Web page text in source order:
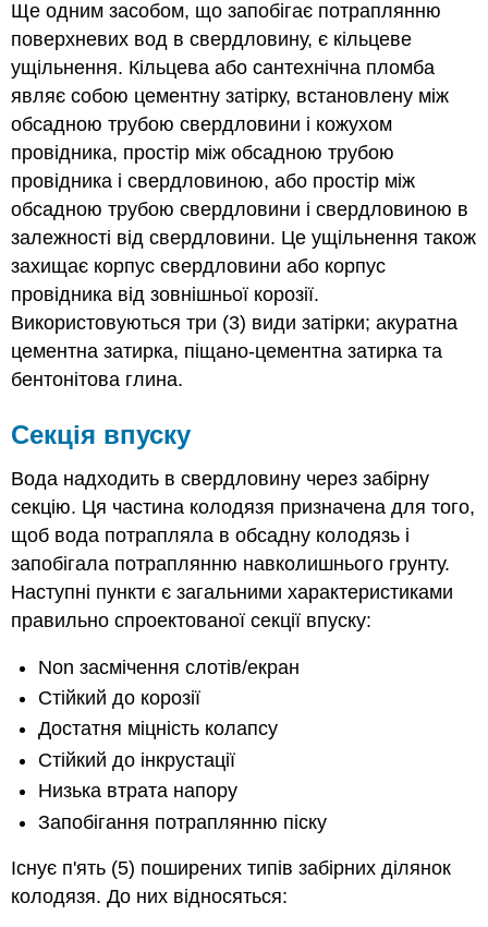
Ще одним засобом, що запобігає потраплянню
поверхневих вод в свердловину, є кільцеве
ущільнення. Кільцева або сантехнічна пломба
являє собою цементну затірку, встановлену між
обсадною трубою свердловини і кожухом
провідника, простір між обсадною трубою
провідника і свердловиною, або простір між
обсадною трубою свердловини і свердловиною в
залежності від свердловини. Це ущільнення також
захищає корпус свердловини або корпус
провідника від зовнішньої корозії.
Використовуються три (3) види затірки; акуратна
цементна затирка, піщано-цементна затирка та
бентонітова глина.
Секція впуску
Вода надходить в свердловину через забірну
секцію. Ця частина колодязя призначена для того,
щоб вода потрапляла в обсадну колодязь і
запобігала потраплянню навколишнього грунту.
Наступні пункти є загальними характеристиками
правильно спроектованої секції впуску:
Non засмічення слотів/екран
Стійкий до корозії
Достатня міцність колапсу
Стійкий до інкрустації
Низька втрата напору
Запобігання потраплянню піску
Існує п'ять (5) поширених типів забірних ділянок
колодязя. До них відносяться: